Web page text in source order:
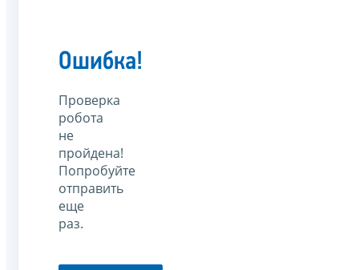
Ошибка!
Проверка
робота
не
пройдена!
Попробуйте
отправить
еще
раз.